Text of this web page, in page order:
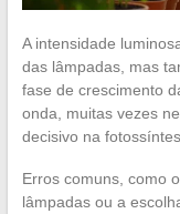
A intensidade
das lâmpadas, mas
fase de crescimento
onda, muitas vezes
decisivo na
Erros comuns, como
lâmpadas ou a